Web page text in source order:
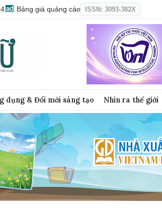
Bảng giá quảng cáo ISSN: 3093-382X
dụng & Đổi mới sáng tạo Nhìn ra thế giới